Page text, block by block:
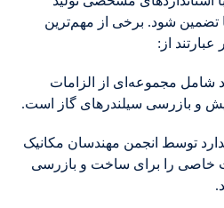
تضمین شود. برخی از مهم‌ترین
از:
شامل مجموعه‌ای از الزامات
و بازرسی سیلندرهای گاز است.
توسط انجمن مهندسان مکانیک
خاصی را برای ساخت و بازرسی